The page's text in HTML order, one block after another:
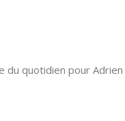
quotidien pour